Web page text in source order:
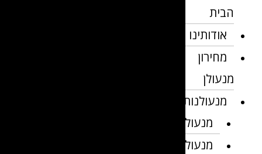
הבית
אודותינו
מחירון
מנעולן
מנעולנות
מנעולן
מנעולן